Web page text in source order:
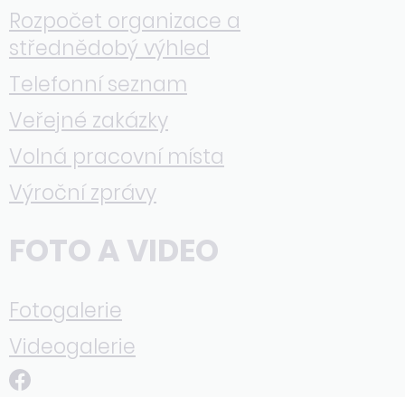
Rozpočet organizace a
střednědobý výhled
Telefonní seznam
Veřejné zakázky
Volná pracovní místa
Výroční zprávy
FOTO A VIDEO
Fotogalerie
Videogalerie